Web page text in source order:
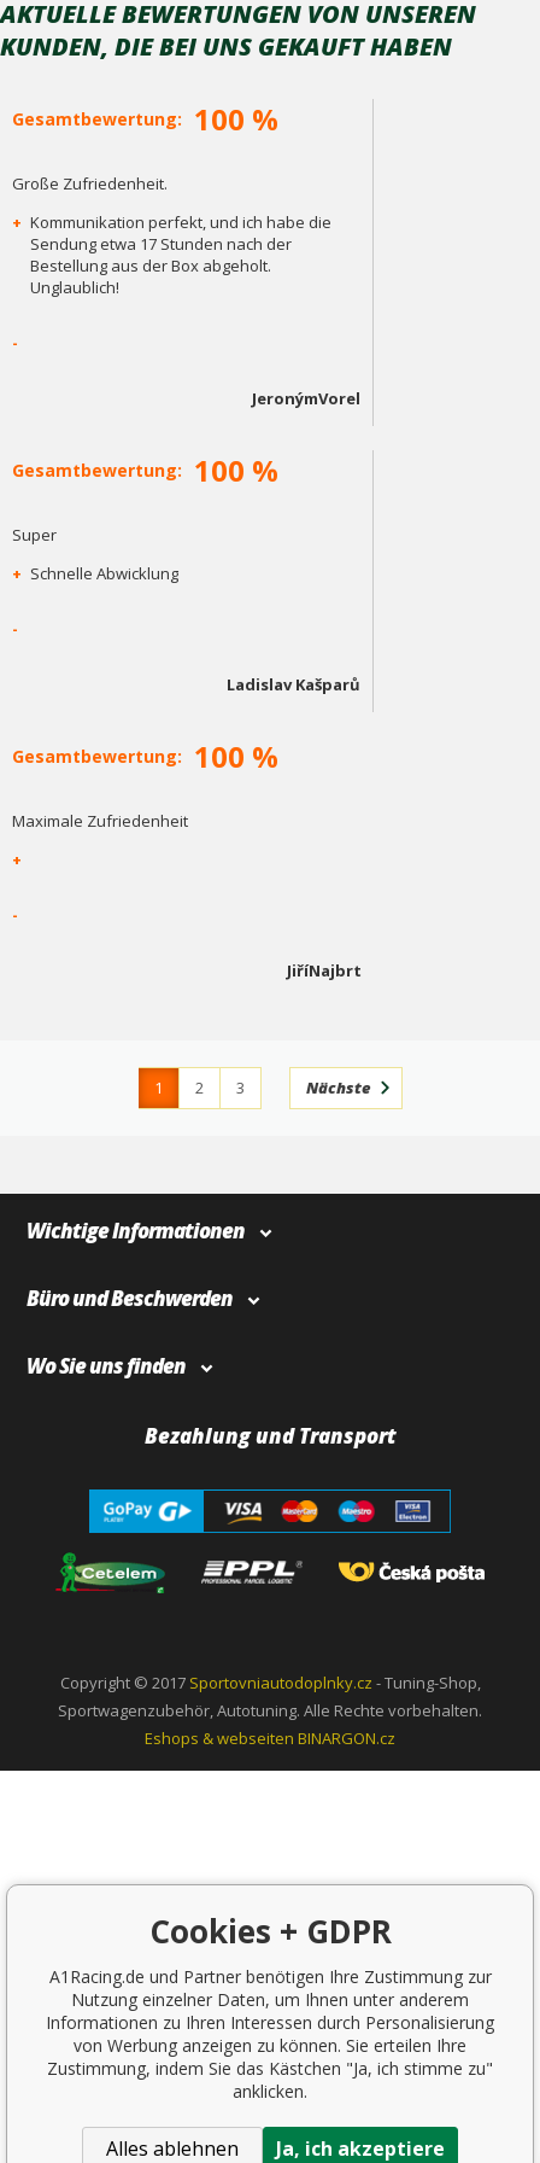
AKTUELLE BEWERTUNGEN VON UNSEREN
KUNDEN, DIE BEI ​​UNS GEKAUFT HABEN
Gesamtbewertung: 100 %
Große Zufriedenheit.
+ Kommunikation perfekt, und ich habe die
Sendung etwa 17 Stunden nach der
Bestellung aus der Box abgeholt.
Unglaublich!
-
JeronýmVorel
Gesamtbewertung: 100 %
Super
+ Schnelle Abwicklung
-
Ladislav Kašparů
Gesamtbewertung: 100 %
Maximale Zufriedenheit
+
-
JiříNajbrt
1 2
3
Nächste
Wichtige Informationen
Büro und Beschwerden
Wo Sie uns finden
Bezahlung und Transport
Copyright © 2017 Sportovniautodoplnky.cz - Tuning-Shop,
Sportwagenzubehör, Autotuning. Alle Rechte vorbehalten.
Eshops & webseiten BINARGON.cz
Cookies + GDPR
A1Racing.de und Partner benötigen Ihre Zustimmung zur
Nutzung einzelner Daten, um Ihnen unter anderem
Informationen zu Ihren Interessen durch Personalisierung
von Werbung anzeigen zu können. Sie erteilen Ihre
Zustimmung, indem Sie das Kästchen "Ja, ich stimme zu"
anklicken.
Alles ablehnen Ja, ich akzeptiere